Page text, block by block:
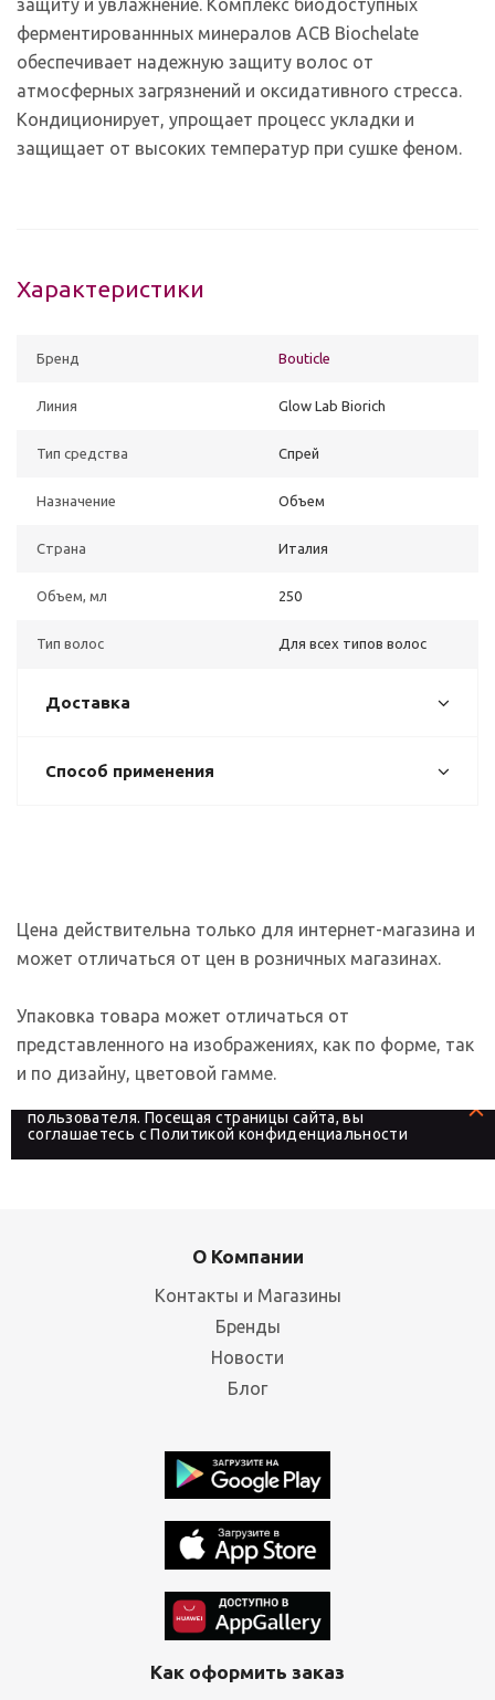
ферментированнных минералов ACB Biochelate
обеспечивает надежную защиту волос от
атмосферных загрязнений и оксидативного стресса.
Кондиционирует, упрощает процесс укладки и
защищает от высоких температур при сушке феном.
Характеристики
Бренд Bouticle
Линия Glow Lab Biorich
Тип средства Спрей
Назначение Объем
Страна Италия
Объем, мл 250
Тип волос Для всех типов волос
Доставка
Способ применения
Цена действительна только для интернет-магазина и
может отличаться от цен в розничных магазинах.
Упаковка товара может отличаться от
представленного на изображениях, как по форме, так
и по дизайну, цветовой гамме.
На сайте используются файлы cookies, которые его
пользователя. Посещая страницы сайта, вы
соглашаетесь сПолитикой конфиденциальности
О Компании
Контакты и Магазины
Бренды
Новости
Блог
Как оформить заказ